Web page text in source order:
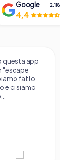
Google 2.118
4,4
questa app
"escape
fatto
e ci siamo